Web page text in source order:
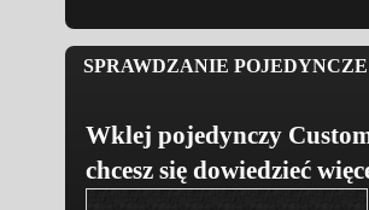
SPRAWDZANIE
Wklej pojedynczy
chcesz się dowiedzieć